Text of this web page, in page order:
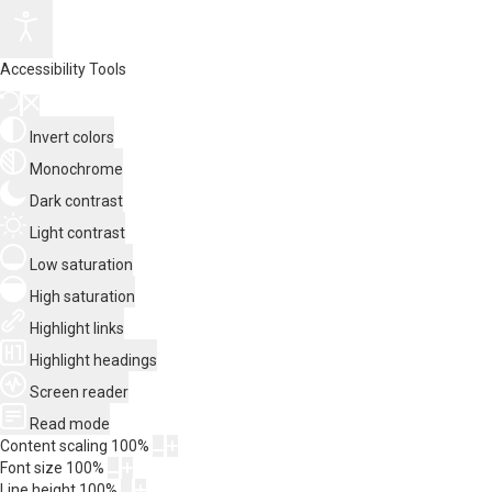
Accessibility Tools
Invert colors
Monochrome
Dark contrast
Light contrast
Low saturation
High saturation
Highlight links
Highlight headings
Screen reader
Read mode
Content scaling 100%
Font size 100%